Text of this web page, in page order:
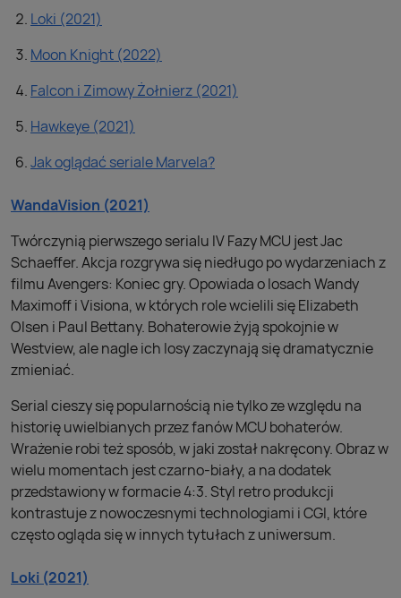
Loki (2021)
Moon Knight (2022)
Falcon i Zimowy Żołnierz (2021)
Hawkeye (2021)
Jak oglądać seriale Marvela?
WandaVision (2021)
Twórczynią pierwszego serialu IV Fazy MCU jest Jac
Schaeffer. Akcja rozgrywa się niedługo po wydarzeniach z
filmu Avengers: Koniec gry. Opowiada o losach Wandy
Maximoff i Visiona, w których role wcielili się Elizabeth
Olsen i Paul Bettany. Bohaterowie żyją spokojnie w
Westview, ale nagle ich losy zaczynają się dramatycznie
zmieniać.
Serial cieszy się popularnością nie tylko ze względu na
historię uwielbianych przez fanów MCU bohaterów.
Wrażenie robi też sposób, w jaki został nakręcony. Obraz w
wielu momentach jest czarno-biały, a na dodatek
przedstawiony w formacie 4:3. Styl retro produkcji
kontrastuje z nowoczesnymi technologiami i CGI, które
często ogląda się w innych tytułach z uniwersum.
Loki (2021)